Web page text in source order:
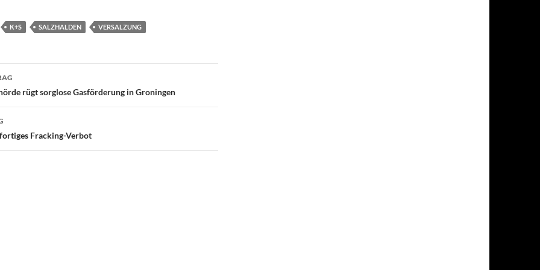
K+S SALZHALDEN VERSALZUNG
rügt sorglose Gasförderung in Groningen
Fracking-Verbot